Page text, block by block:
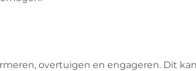
overtuigen en engageren. Dit